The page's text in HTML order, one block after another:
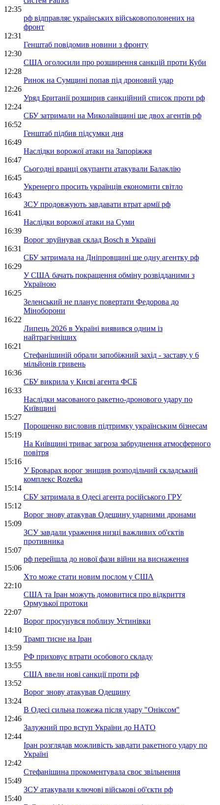
12:35
рф відправляє українських військовополонених на
фронт
12:31
Генштаб повідомив новини з фронту
12:30
США оголосили про розширення санкцій проти Куби
12:28
Ринок на Сумщині попав під дроновий удар
12:26
Уряд Британії розширив санкційний список проти рф
12:24
СБУ затримали на Миколаївщині ще двох агентів рф
16:52
Генштаб підбив підсумки дня
16:49
Наслідки ворожої атаки на Запоріжжя
16:47
Сьогодні вранці окупанти атакували Балаклію
16:45
Укренерго просить українців економити світло
16:43
ЗСУ продовжують завдавати втрат армії рф
16:41
Наслідки ворожої атаки на Суми
16:39
Ворог зруйнував склад Bosch в Україні
16:31
СБУ затримала на Дніпровщині ще одну агентку рф
16:29
У США бачать покращення обміну розвідданими з
Україною
16:25
Зеленський не планує повертати Федорова до
Міноборони
16:22
Липець 2026 в Україні виявився одним із
найтрагічніших
16:21
Стефанішиній обрали запобіжний захід - заставу у 6
мільйонів гривень
16:36
СБУ викрила у Києві агента ФСБ
16:33
Наслідки масованого ракетно-дронового удару по
Київщині
15:27
Порошенко висловив підтримку українським бізнесам
15:19
На Київщині триває загроза забруднення атмосферного
повітря
15:16
У Броварах ворог знищив розподільчий складський
комплекс Rozetka
15:14
СБУ затримала в Одесі агента російського ГРУ
15:12
Ворог знову атакував Одещину ударними дронами
15:09
ЗСУ завдали ураження низці важливих об'єктів
противника
15:07
рф перейшла до нової фази війни на виснаження
15:06
Хто може стати новим послом у США
22:10
США та Іран можуть домовитися про відкриття
Ормузької протоки
22:07
Ворог просунувся поблизу Устинівки
14:10
Трамп тисне на Іран
13:59
РФ приховує втрати особового складу
13:55
США ввели нові санкції проти рф
13:52
Ворог знову атакував Одещину
13:24
В Одесі сильна пожежа після удару "Оніксом"
12:46
Залужний про вступ України до НАТО
12:44
Іран розглядав можливість завдати ракетного удару по
Україні
12:42
Стефанішина прокоментувала своє звільнення
15:49
ЗСУ атакували ключові військові об'єкти рф
15:40